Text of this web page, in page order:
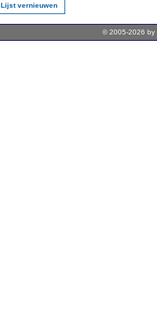
Lijst vernieuwen
© 2005-2026 by